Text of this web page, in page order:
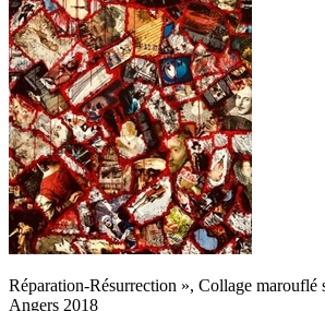
Réparation-Résurrection », Collage marouflé
Angers 2018